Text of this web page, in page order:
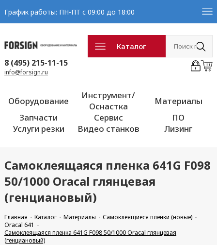
График работы: ПН-ПТ с 09:00 до 18:00
Каталог
8 (495) 215-11-15
info@forsign.ru
Оборудование
Инструмент/
Оснастка
Материалы
Запчасти
Сервис
ПО
Услуги резки
Видео станков Лизинг
Самоклеящаяся пленка 641G F098
50/1000 Oracal глянцевая
(генциановый)
Главная Каталог Материалы
Самоклеящиеся пленки (новые)
Oracal 641
Самоклеящаяся пленка 641G F098 50/1000 Oracal глянцевая
(генциановый)